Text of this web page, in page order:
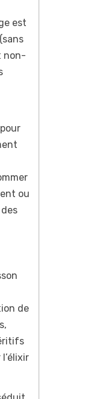
est
non-
ou
de